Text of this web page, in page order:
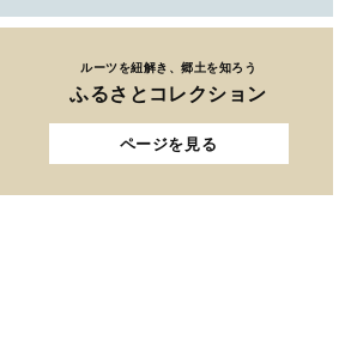
ルーツを紐解き、郷土を知ろう
ふるさとコレクション
ページを見る